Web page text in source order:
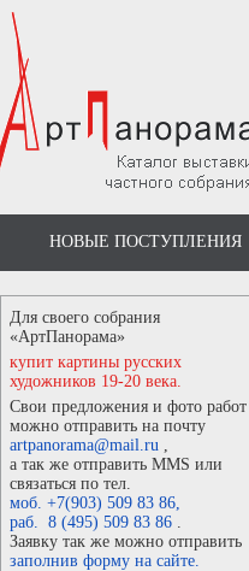
НОВЫЕ ПОСТУПЛЕНИЯ
Для своего собрания
«АртПанорама»
купит картины русских
художников 19-20 века.
Свои предложения и фото работ
можно отправить на почту
artpanorama@mail.ru ,
а так же отправить MMS или
связаться по тел.
моб. +7(903) 509 83 86,
раб. 8 (495) 509 83 86 .
Заявку так же можно отправить
заполнив форму на сайте.